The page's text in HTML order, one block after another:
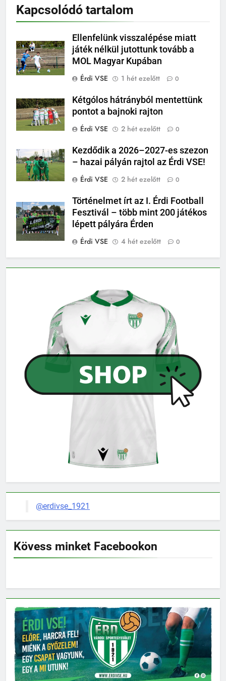
Kapcsolódó tartalom
Ellenfelünk visszalépése miatt
játék nélkül jutottunk tovább a
MOL Magyar Kupában
Érdi VSE
1 hét ezelőtt 0
Kétgólos hátrányból mentettünk
pontot a bajnoki rajton
Érdi VSE
2 hét ezelőtt 0
Kezdődik a 2026–2027-es szezon
– hazai pályán rajtol az Érdi VSE!
Érdi VSE
2 hét ezelőtt 0
Történelmet írt az I. Érdi Football
Fesztivál – több mint 200 játékos
lépett pályára Érden
Érdi VSE
4 hét ezelőtt 0
@erdivse_1921
Kövess minket Facebookon